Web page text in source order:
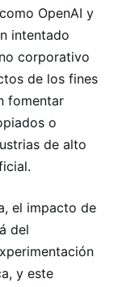
OpenAI y
intentado
corporativo
de los fines
fomentar
o
de alto
el impacto de
del
y este